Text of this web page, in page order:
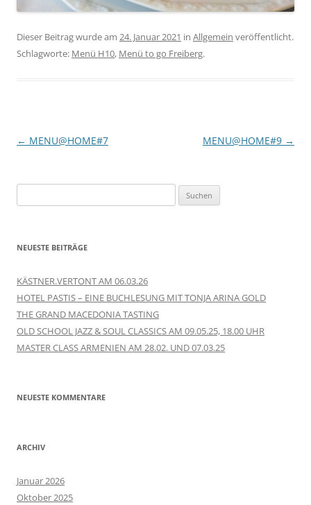
Dieser Beitrag wurde am 24. Januar 2021 in Allgemein veröffentlicht.
Schlagworte: Menü H10, Menü to go Freiberg.
Beitragsnavigation
← MENU@HOME#7 MENU@HOME#9 →
nach:
NEUESTE BEITRÄGE
KÄSTNER.VERTONT AM 06.03.26
HOTEL PASTIS – EINE BUCHLESUNG MIT TONJA ARINA GOLD
THE GRAND MACEDONIA TASTING
OLD SCHOOL JAZZ & SOUL CLASSICS AM 09.05.25, 18.00 UHR
MASTER CLASS ARMENIEN AM 28.02. UND 07.03.25
NEUESTE KOMMENTARE
ARCHIV
Januar 2026
Oktober 2025